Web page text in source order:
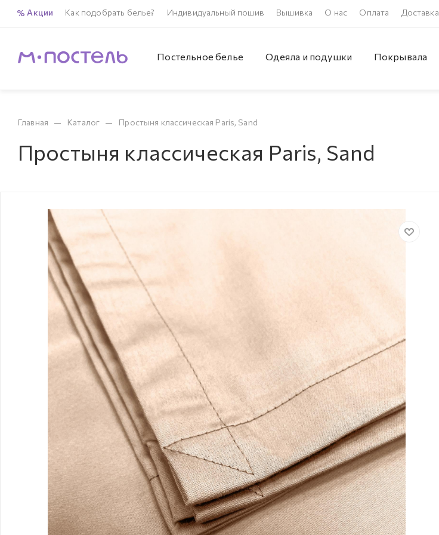
Акции Как подобрать белье? Индивидуальный пошив Вышивка О нас Оплата Доставка
Постельное белье Одеяла и подушки Покрывала
Главная — Каталог — Простыня классическая Paris, Sand
Простыня классическая Paris, Sand